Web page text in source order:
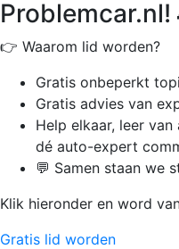
Problemcar.nl!
👉 Waarom lid worden?
Gratis onbeperkt
Gratis advies van
Help elkaar, leer
dé auto-expert
💬 Samen staan we
Klik hieronder en word
Gratis lid worden